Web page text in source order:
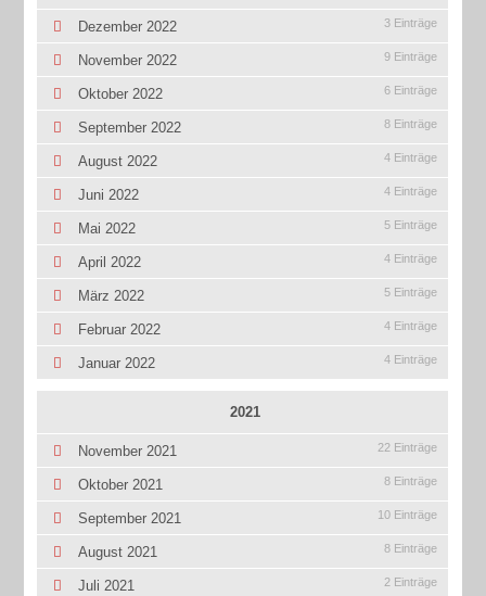
Dezember 2022 3 Einträge
November 2022 9 Einträge
Oktober 2022 6 Einträge
September 2022 8 Einträge
August 2022 4 Einträge
Juni 2022 4 Einträge
Mai 2022 5 Einträge
April 2022 4 Einträge
März 2022 5 Einträge
Februar 2022 4 Einträge
Januar 2022 4 Einträge
2021
November 2021 22 Einträge
Oktober 2021 8 Einträge
September 2021 10 Einträge
August 2021 8 Einträge
Juli 2021 2 Einträge